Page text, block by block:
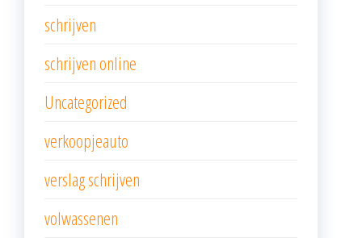
schrijven
schrijven online
Uncategorized
verkoopjeauto
verslag schrijven
volwassenen